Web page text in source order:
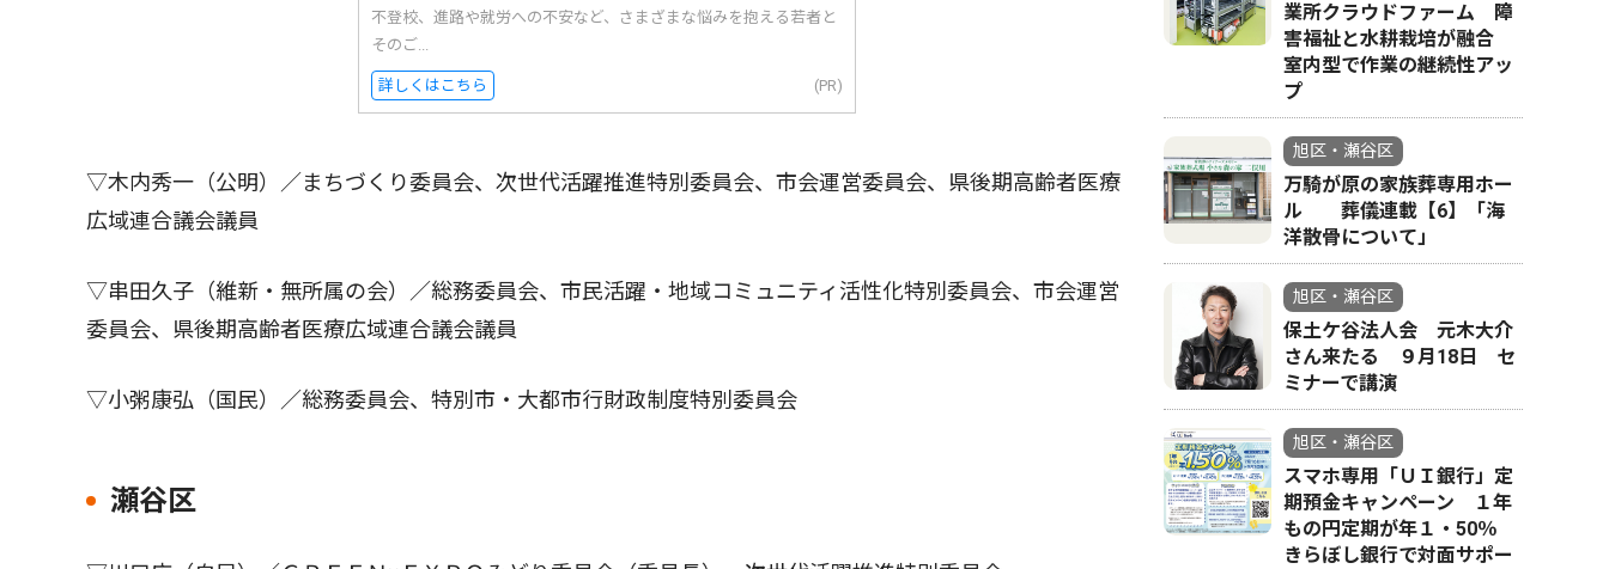
不登校、進路や就労への不安など、さまざまな悩みを抱える若者と
そのご...
詳しくはこちら (PR)
▽木内秀一（公明）／まちづくり委員会、次世代活躍推進特別委員会、市会運営委員会、県後期高齢者医療
広域連合議会議員
▽串田久子（維新・無所属の会）／総務委員会、市民活躍・地域コミュニティ活性化特別委員会、市会運営
委員会、県後期高齢者医療広域連合議会議員
▽小粥康弘（国民）／総務委員会、特別市・大都市行財政制度特別委員会
瀬谷区
業所クラウドファーム 障
害福祉と水耕栽培が融合
室内型で作業の継続性アッ
プ
旭区・瀬谷区
万騎が原の家族葬専用ホー
ル 葬儀連載【6】「海
洋散骨について」
旭区・瀬谷区
保土ケ谷法人会 元木大介
さん来たる ９月18日 セ
ミナーで講演
旭区・瀬谷区
スマホ専用「ＵＩ銀行」定
期預金キャンペーン １年
もの円定期が年１・50％
きらぼし銀行で対面サポー